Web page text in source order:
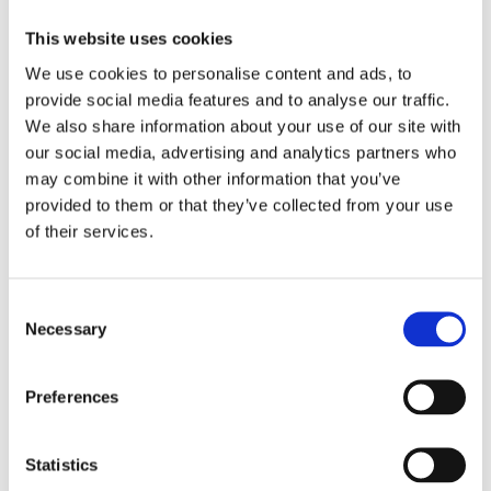
This website uses cookies
We use cookies to personalise content and ads, to
provide social media features and to analyse our traffic.
We also share information about your use of our site with
our social media, advertising and analytics partners who
may combine it with other information that you’ve
provided to them or that they’ve collected from your use
of their services.
Selection
Necessary
Preferences
Statistics
gesprek over afhankelijkheden en verantwoordelijkheden af. En
controle naar doorlopende controle.
De koelketen is een goede lakmustest. Als je alleen bij inkoop
controleert, heb je eigenlijk geen controle. Je hebt slechts een
gevoel. En gevoelens zijn fijn, maar slechte incidentplannen.
Referenties
Europese Unie. (2022). Richtlijn (EU) 2022/2555 (NIS2).
MSB. (2021). Dreigingen voor digitale leveringsketens – 50
aanbevelingen voor verbeterde cybersecurity. Zweedse Autoriteit
Regering. (2026). Cybersecurity: de nieuwe cybersecuritywet en -